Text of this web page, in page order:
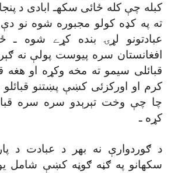
کبله چې کله ځائى سکهـ ابادى د
ته په کډه کولو مجبوره شوه نو
عبادتونو لړۍ بنده کړے شوه ـ
افغانستان سره پيوست پولې نه
قبائلى سيمو ته مخه وکړه او هغه
کرم او اورکزئى کښې پښتنو
چا چې وخت تېرېدو سره سره
کړه ـ
د ګوردوارې نه بهر د عبادت د
سکهانو په ګڼه ګوڼه کښې شامل